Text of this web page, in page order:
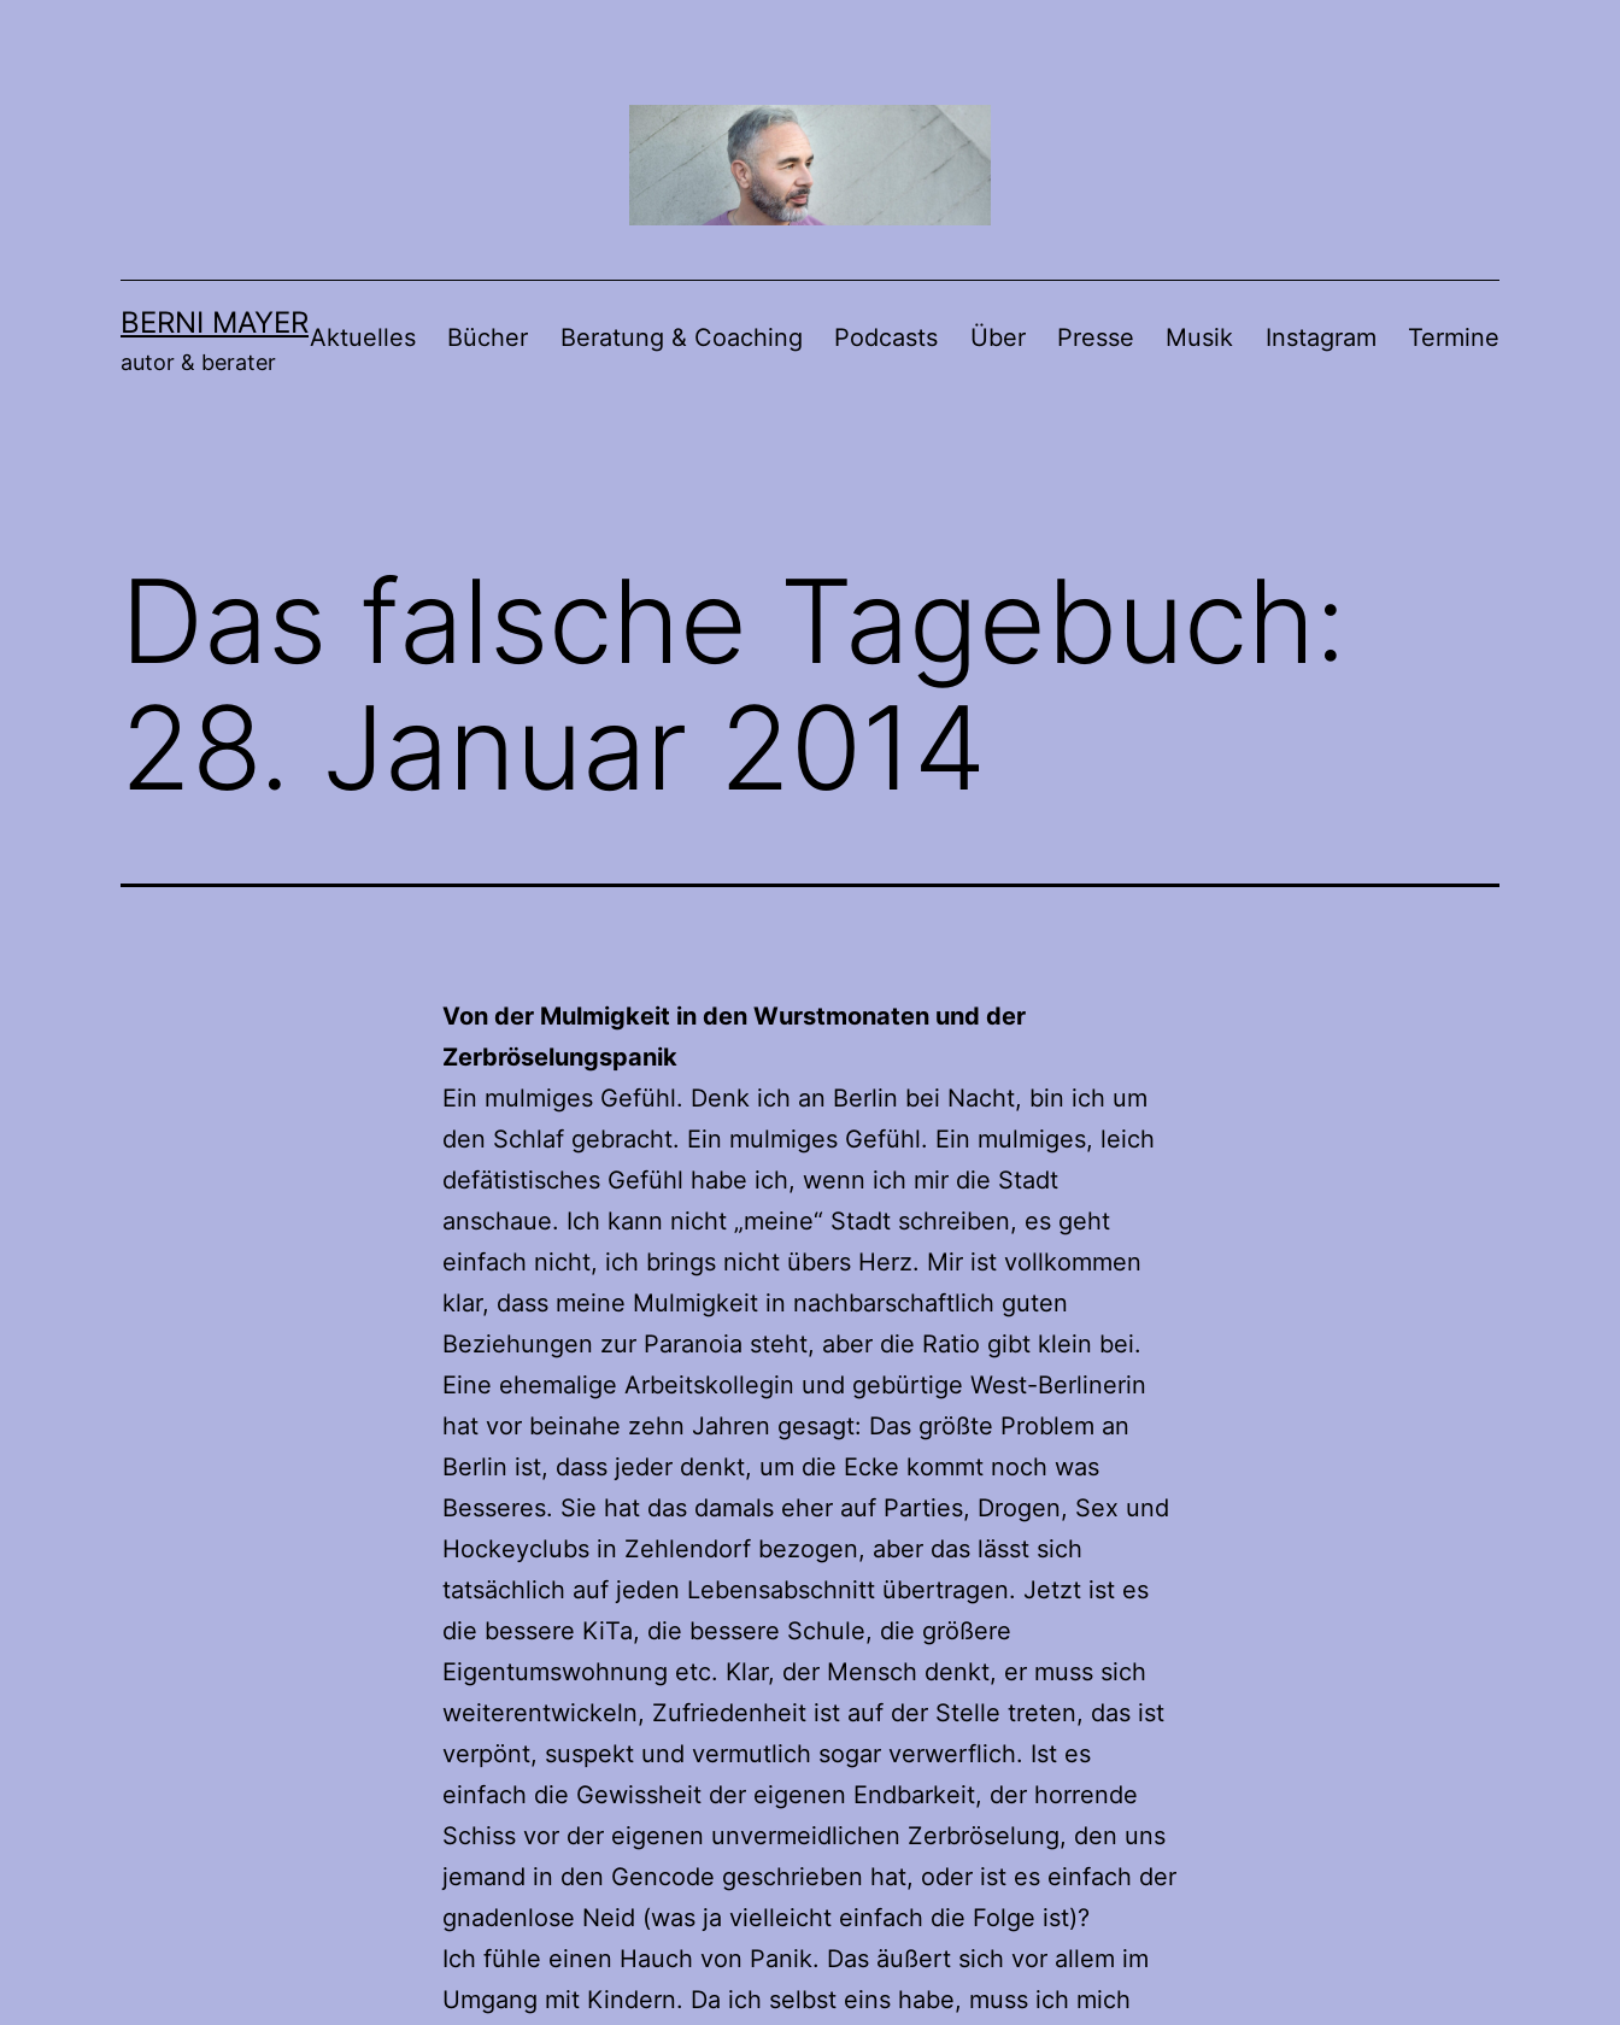
BERNI MAYER
autor & berater
Aktuelles Bücher Beratung & Coaching Podcasts Über Presse Musik Instagram Termine
Das falsche Tagebuch:
28. Januar 2014
Von der Mulmigkeit in den Wurstmonaten und der
Zerbröselungspanik
Ein mulmiges Gefühl. Denk ich an Berlin bei Nacht, bin ich um
den Schlaf gebracht. Ein mulmiges Gefühl. Ein mulmiges, leich
defätistisches Gefühl habe ich, wenn ich mir die Stadt
anschaue. Ich kann nicht „meine“ Stadt schreiben, es geht
einfach nicht, ich brings nicht übers Herz. Mir ist vollkommen
klar, dass meine Mulmigkeit in nachbarschaftlich guten
Beziehungen zur Paranoia steht, aber die Ratio gibt klein bei.
Eine ehemalige Arbeitskollegin und gebürtige West-Berlinerin
hat vor beinahe zehn Jahren gesagt: Das größte Problem an
Berlin ist, dass jeder denkt, um die Ecke kommt noch was
Besseres. Sie hat das damals eher auf Parties, Drogen, Sex und
Hockeyclubs in Zehlendorf bezogen, aber das lässt sich
tatsächlich auf jeden Lebensabschnitt übertragen. Jetzt ist es
die bessere KiTa, die bessere Schule, die größere
Eigentumswohnung etc. Klar, der Mensch denkt, er muss sich
weiterentwickeln, Zufriedenheit ist auf der Stelle treten, das ist
verpönt, suspekt und vermutlich sogar verwerflich. Ist es
einfach die Gewissheit der eigenen Endbarkeit, der horrende
Schiss vor der eigenen unvermeidlichen Zerbröselung, den uns
jemand in den Gencode geschrieben hat, oder ist es einfach der
gnadenlose Neid (was ja vielleicht einfach die Folge ist)?
Ich fühle einen Hauch von Panik. Das äußert sich vor allem im
Umgang mit Kindern. Da ich selbst eins habe, muss ich mich